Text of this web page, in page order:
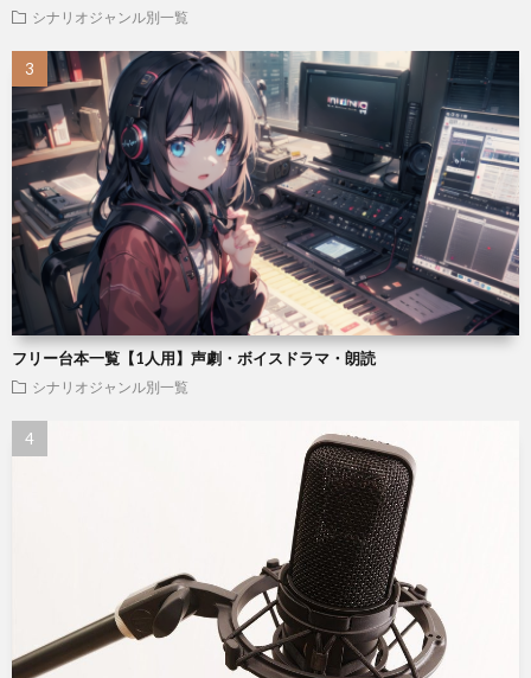
シナリオジャンル別一覧
フリー台本一覧【1人用】声劇・ボイスドラマ・朗読
シナリオジャンル別一覧